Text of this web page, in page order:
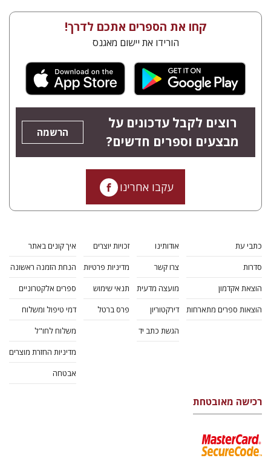
קחו את הספרים אתכם לדרך!
הורידו את יישום מאגנס
רוצים לקבל עדכונים על
מבצעים וספרים חדשים?
הרשמה
עקבו אחרינו
כתבי עת
סדרות
הוצאת אקדמון
הוצאות ספרים מתארחות
אודותינו
צרו קשר
מועצה מדעית
דירקטוריון
הגשת כתב יד
זכויות יוצרים
מדיניות פרטיות
תנאי שימוש
פרס ברטל
איך קונים באתר
הנחת הזמנה ראשונה
ספרים אלקטרוניים
דמי טיפול ומשלוח
משלוח לחו"ל
מדיניות החזרת מוצרים
אבטחה
רכישה מאובטחת